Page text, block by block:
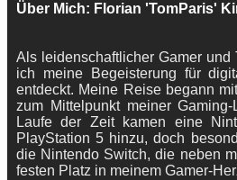
Über Mich: Florian 'TomParis'
Als leidenschaftlicher Gamer und
ich meine Begeisterung für
entdeckt. Meine Reise begann
zum Mittelpunkt meiner
Laufe der Zeit kamen eine
PlayStation 5 hinzu, doch
die Nintendo Switch, die neben
festen Platz in meinem Gamer-